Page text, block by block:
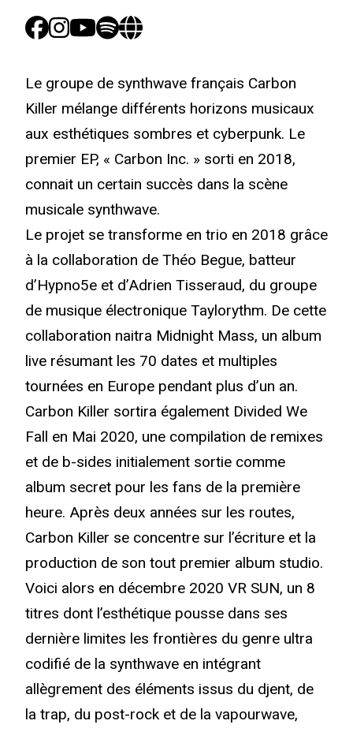
Le groupe de synthwave français Carbon
Killer mélange différents horizons musicaux
aux esthétiques sombres et cyberpunk. Le
premier EP, « Carbon Inc. » sorti en 2018,
connait un certain succès dans la scène
musicale synthwave.
Le projet se transforme en trio en 2018 grâce
à la collaboration de Théo Begue, batteur
d’Hypno5e et d’Adrien Tisseraud, du groupe
de musique électronique Taylorythm. De cette
collaboration naitra Midnight Mass, un album
live résumant les 70 dates et multiples
tournées en Europe pendant plus d’un an.
Carbon Killer sortira également Divided We
Fall en Mai 2020, une compilation de remixes
et de b-sides initialement sortie comme
album secret pour les fans de la première
heure. Après deux années sur les routes,
Carbon Killer se concentre sur l’écriture et la
production de son tout premier album studio.
Voici alors en décembre 2020 VR SUN, un 8
titres dont l’esthétique pousse dans ses
dernière limites les frontières du genre ultra
codifié de la synthwave en intégrant
allègrement des éléments issus du djent, de
la trap, du post-rock et de la vapourwave,